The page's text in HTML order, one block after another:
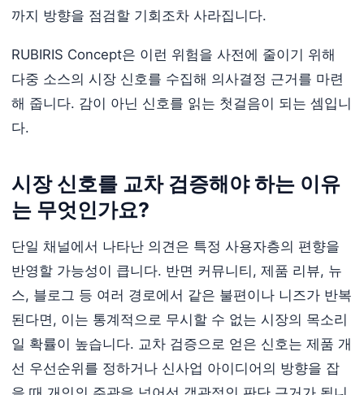
까지 방향을 점검할 기회조차 사라집니다.
RUBIRIS Concept은 이런 위험을 사전에 줄이기 위해
다중 소스의 시장 신호를 수집해 의사결정 근거를 마련
해 줍니다. 감이 아닌 신호를 읽는 첫걸음이 되는 셈입니
다.
시장 신호를 교차 검증해야 하는 이유
는 무엇인가요?
단일 채널에서 나타난 의견은 특정 사용자층의 편향을
반영할 가능성이 큽니다. 반면 커뮤니티, 제품 리뷰, 뉴
스, 블로그 등 여러 경로에서 같은 불편이나 니즈가 반복
된다면, 이는 통계적으로 무시할 수 없는 시장의 목소리
일 확률이 높습니다. 교차 검증으로 얻은 신호는 제품 개
선 우선순위를 정하거나 신사업 아이디어의 방향을 잡